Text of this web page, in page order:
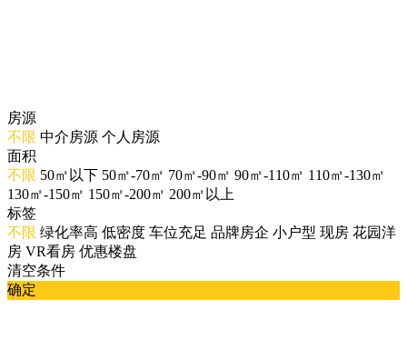
房源
不限 中介房源 个人房源
面积
不限 50㎡以下 50㎡-70㎡ 70㎡-90㎡ 90㎡-110㎡ 110㎡-130㎡
130㎡-150㎡ 150㎡-200㎡ 200㎡以上
标签
不限 绿化率高 低密度 车位充足 品牌房企 小户型 现房 花园洋
房 VR看房 优惠楼盘
清空条件
确定